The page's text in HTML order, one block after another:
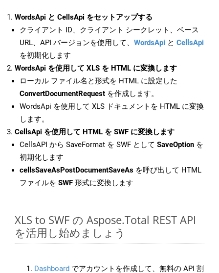
WordsApi と CellsApi をセットアップする
クライアント ID、クライアント シークレット、ベース
URL、API バージョンを使用して、 WordsApi と CellsApi
を初期化します
WordsApi を使用して XLS を HTML に変換します
ローカル ファイル名と形式を HTML に設定した
ConvertDocumentRequest を作成します。
WordsApi を使用して XLS ドキュメントを HTML に変換
します。
CellsApi を使用して HTML を SWF に変換します
CellsAPI から SaveFormat を SWF として SaveOption を
初期化します
cellsSaveAsPostDocumentSaveAs を呼び出して HTML
ファイルを SWF 形式に変換します
XLS to SWF の Aspose.Total REST API
を活用し始めましょう
Dashboard でアカウントを作成して、無料の API 割